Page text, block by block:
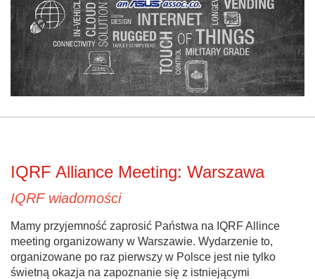
IQRF Alliance Meeting: Warszawa
IQRF wiadomości
Mamy przyjemność zaprosić Państwa na IQRF Allince
meeting organizowany w Warszawie. Wydarzenie to,
organizowane po raz pierwszy w Polsce jest nie tylko
świetną okazja na zapoznanie się z istniejącymi